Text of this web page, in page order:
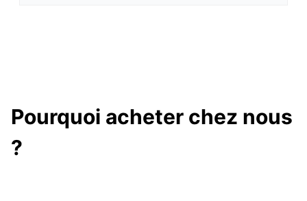
Pourquoi acheter chez nous
?